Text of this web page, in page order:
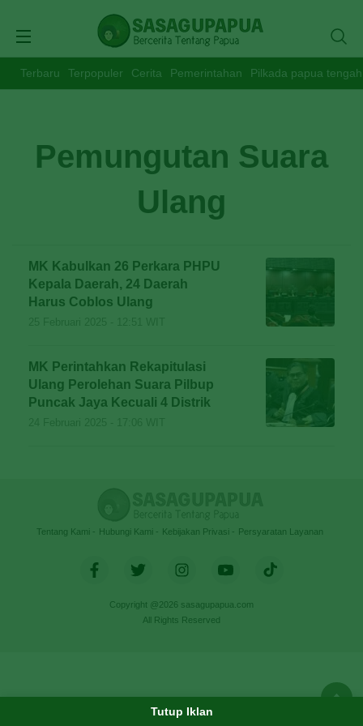
Terbaru Terpopuler Cerita Pemerintahan Pilkada papua tengah
Pemungutan Suara
Ulang
MK Kabulkan 26 Perkara PHPU
Kepala Daerah, 24 Daerah
Harus Coblos Ulang
MK Perintahkan Rekapitulasi
Ulang Perolehan Suara Pilbup
Puncak Jaya Kecuali 4 Distrik
Tentang Kami Hubungi Kami Kebijakan Privasi Persyaratan Layanan
Copyright @2026 sasagupapua.com
All Rights Reserved
Tutup Iklan